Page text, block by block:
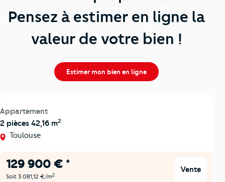
Pensez à estimer en ligne la
valeur de votre bien !
Estimer mon bien en ligne
Appartement
2 pièces 42,16 m2
Toulouse
129 900 € *
Soit 3 081,12 €/m2
Vente